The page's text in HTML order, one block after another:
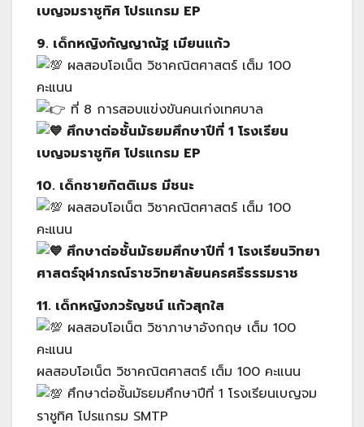
เบญจมราชูทิศ โปรแกรม EP
9. เด็กหญิงกัญญาณัฐ เมียนแก้ว
ผลสอบโอเน็ต วิชาคณิตศาสตร์ เต็ม 100
คะแนน
ที่ 8 การสอบแข่งขันคนเก่งเทศบาล
ศึกษาต่อชั้นมัธยมศึกษาปีที่ 1 โรงเรียน
เบญจมราชูทิศ โปรแกรม EP
10. เด็กชายกิตติเมธ มีชนะ
ผลสอบโอเน็ต วิชาคณิตศาสตร์ เต็ม 100
คะแนน
ศึกษาต่อชั้นมัธยมศึกษาปีที่ 1 โรงเรียนวิทยา
ศาสตร์จุฬาภรณ์ราชวิทยาลัยนครศรีธรรมราช
11. เด็กหญิงภวรัญชน์ แก้วสุกใส
ผลสอบโอเน็ต วิชาภาษาอังกฤษ เต็ม 100
คะแนน
ผลสอบโอเน็ต วิชาคณิตศาสตร์ เต็ม 100 คะแนน
ศึกษาต่อชั้นมัธยมศึกษาปีที่ 1 โรงเรียนเบญจม
ราชูทิศ โปรแกรม SMTP